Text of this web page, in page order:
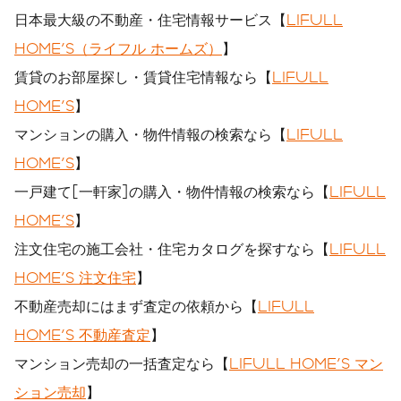
日本最大級の不動産・住宅情報サービス【LIFULL
HOME'S（ライフル ホームズ）
】
賃貸のお部屋探し・賃貸住宅情報なら【LIFULL
HOME'S】
マンションの購入・物件情報の検索なら【LIFULL
HOME'S】
一戸建て[一軒家]の購入・物件情報の検索なら【LIFULL
HOME'S】
注文住宅の施工会社・住宅カタログを探すなら【LIFULL
HOME'S 注文住宅】
不動産売却にはまず査定の依頼から【LIFULL
HOME'S 不動産査定】
マンション売却の一括査定なら【LIFULL HOME'S マン
ション売却】